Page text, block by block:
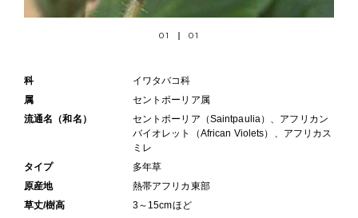
01 01
科
イワタバコ科
属
セントポーリア属
流通名（和名）
セントポーリア（Saintpaulia）、アフリカン
バイオレット（African Violets）、アフリカス
ミレ
タイプ
多年草
原産地
熱帯アフリカ東部
草丈/樹高
3～15cmほど